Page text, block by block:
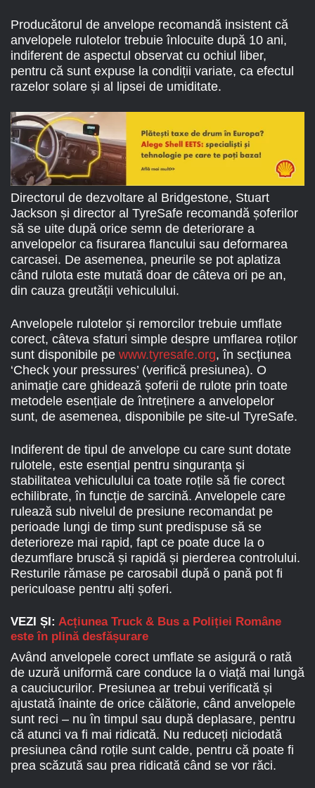
Producătorul de anvelope recomandă insistent că
anvelopele rulotelor trebuie înlocuite după 10 ani,
indiferent de aspectul observat cu ochiul liber,
pentru că sunt expuse la condiții variate, ca efectul
razelor solare și al lipsei de umiditate.
Directorul de dezvoltare al Bridgestone, Stuart
Jackson și director al TyreSafe recomandă șoferilor
să se uite după orice semn de deteriorare a
anvelopelor ca fisurarea flancului sau deformarea
carcasei. De asemenea, pneurile se pot aplatiza
când rulota este mutată doar de câteva ori pe an,
din cauza greutății vehiculului.
Anvelopele rulotelor și remorcilor trebuie umflate
corect, câteva sfaturi simple despre umflarea roților
sunt disponibile pe www.tyresafe.org, în secțiunea
‘Check your pressures’ (verifică presiunea). O
animație care ghidează șoferii de rulote prin toate
metodele esențiale de întreținere a anvelopelor
sunt, de asemenea, disponibile pe site-ul TyreSafe.
Indiferent de tipul de anvelope cu care sunt dotate
rulotele, este esențial pentru singuranța și
stabilitatea vehiculului ca toate roțile să fie corect
echilibrate, în funcție de sarcină. Anvelopele care
rulează sub nivelul de presiune recomandat pe
perioade lungi de timp sunt predispuse să se
deterioreze mai rapid, fapt ce poate duce la o
dezumflare bruscă și rapidă și pierderea controlului.
Resturile rămase pe carosabil după o pană pot fi
periculoase pentru alți șoferi.
VEZI ȘI: Acțiunea Truck & Bus a Poliției Române
este în plină desfășurare
Având anvelopele corect umflate se asigură o rată
de uzură uniformă care conduce la o viață mai lungă
a cauciucurilor. Presiunea ar trebui verificată și
ajustată înainte de orice călătorie, când anvelopele
sunt reci – nu în timpul sau după deplasare, pentru
că atunci va fi mai ridicată. Nu reduceți niciodată
presiunea când roțile sunt calde, pentru că poate fi
prea scăzută sau prea ridicată când se vor răci.